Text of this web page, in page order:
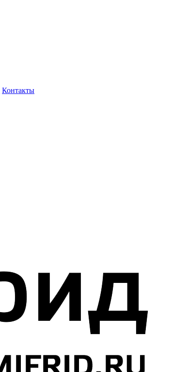
Контакты